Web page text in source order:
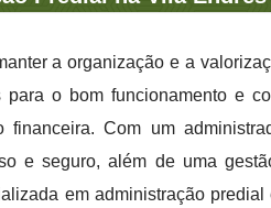
a organização e a
o bom funcionamento e
financeira. Com um
e seguro, além de uma
em administração